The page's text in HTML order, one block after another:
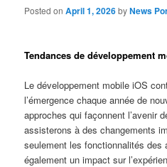
Posted onApril 1, 2026byNews
Tendances de développement
Le développement mobile iOS
l’émergence chaque année de
approches qui façonnent l’avenir
assisterons à des changements
seulement les fonctionnalités des
également un impact sur